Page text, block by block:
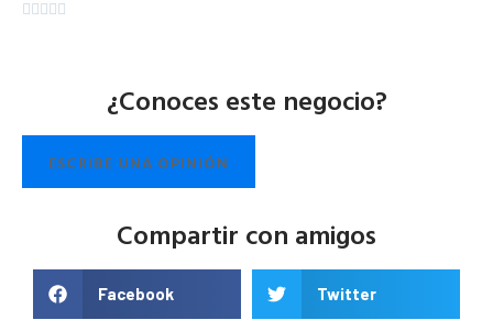
    
¿Conoces este negocio?
ESCRIBE UNA OPINIÓN
Compartir con amigos
Facebook Twitter